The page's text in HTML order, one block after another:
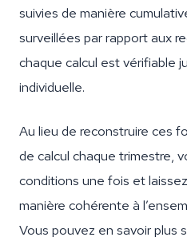
suivies de manière
surveillées par rapport aux
chaque calcul est vérifiable
individuelle.
Au lieu de reconstruire ces
de calcul chaque trimestre,
conditions une fois et
manière cohérente à
Vous pouvez en savoir plus